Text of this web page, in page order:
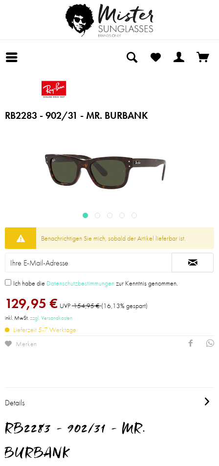
RB2283 - 902/31 - MR. BURBANK
Benachrichtigen Sie mich, sobald der Artikel lieferbar ist.
Ich habe die Datenschutzbestimmungenzur Kenntnis genommen.
129,95 € UVP154,95 €(16,13% gespart)
inkl. MwSt.zzgl. Versandkosten
Lieferzeit 5-7 Werktage
Merken
Details
RB2283 - 902/31 - MR.
BURBANK